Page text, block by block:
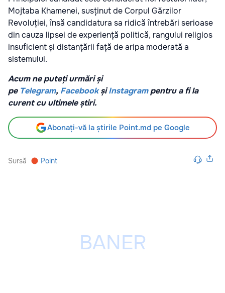
Mojtaba Khamenei, susținut de Corpul Gărzilor
Revoluției, însă candidatura sa ridică întrebări serioase
din cauza lipsei de experiență politică, rangului religios
insuficient și distanțării față de aripa moderată a
sistemului.
Acum ne puteți urmări și
pe Telegram, Facebook șiInstagrampentru a fi la
curent cu ultimele știri.
Abonați-vă la știrile Point.md pe Google
Sursă Point